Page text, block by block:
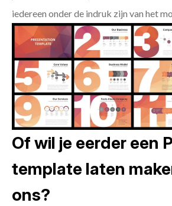
iedereen onder de indruk zijn van het
Of wil je eerder een
template laten
ons?